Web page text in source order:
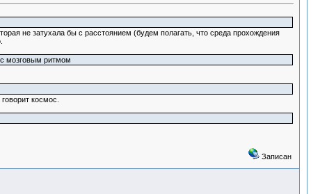
не затухала бы с расстоянием (будем полагать, что среда прохождения
с мозговым ритмом
космос.
Записан